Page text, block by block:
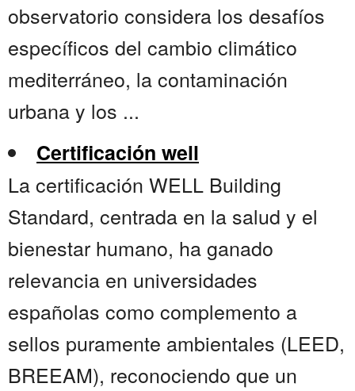
observatorio considera los desafíos
específicos del cambio climático
mediterráneo, la contaminación
urbana y los ...
Certificación well
La certificación WELL Building
Standard, centrada en la salud y el
bienestar humano, ha ganado
relevancia en universidades
españolas como complemento a
sellos puramente ambientales (LEED,
BREEAM), reconociendo que un